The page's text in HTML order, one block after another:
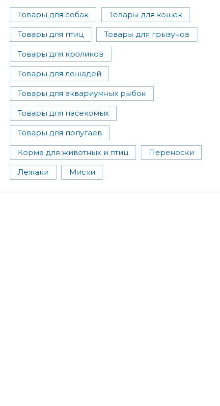
Товары для собак Товары для кошек
Товары для птиц Товары для грызунов
Товары для кроликов
Товары для лошадей
Товары для аквариумных рыбок
Товары для насекомых
Товары для попугаев
Корма для животных и птиц Переноски
Лежаки Миски